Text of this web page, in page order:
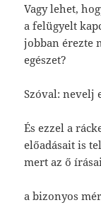
Vagy lehet,
a felügyelt
jobban érezte
egészet?
Szóval: nevelj
És ezzel a
előadásait is
mert az ő
a bizonyos